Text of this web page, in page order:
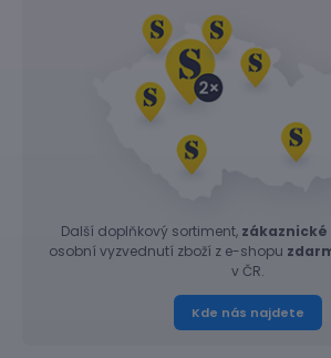
Další doplňkový sortiment,
osobní vyzvednutí zboží z e-shopu
v ČR.
Kde nás najdete